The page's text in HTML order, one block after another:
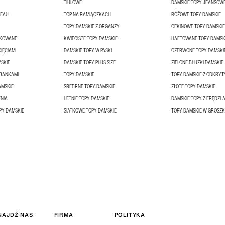
TIULOWE
DAMSKIE TOPY
TOP NA RAMIĄCZKACH
RÓŻOWE TOPY DAMSKIE
TOPY DAMSKIE Z ORGANZY
CEKINOWE TOPY DAMSKIE
KWIECISTE TOPY DAMSKIE
HAFTOWANE TOPY
DAMSKIE TOPY W PASKI
CZERWONE TOPY
DAMSKIE TOPY PLUS SIZE
ZIELONE BLUZKI DAMSKIE
TOPY DAMSKIE
TOPY DAMSKIE Z
SREBRNE TOPY DAMSKIE
ZŁOTE TOPY DAMSKIE
LETNIE TOPY DAMSKIE
DAMSKIE TOPY Z
DAMSKIE
SIATKOWE TOPY DAMSKIE TOPY DAMSKIE W
NAS FIRMA POLITYKA